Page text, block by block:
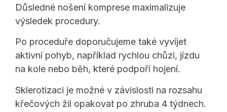
Důsledné nošení komprese maximalizuje
výsledek procedury.
Po proceduře doporučujeme také vyvíjet
aktivní pohyb, například rychlou chůzi, jízdu
na kole nebo běh, které podpoří hojení.
Sklerotizaci je možné v závislosti na rozsahu
křečových žil opakovat po zhruba 4 týdnech.